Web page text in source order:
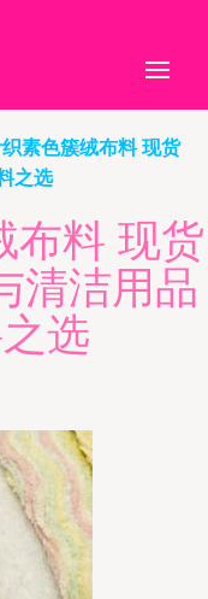
素色簇绒布料 现货
之选
布料 现货
清洁用品
选